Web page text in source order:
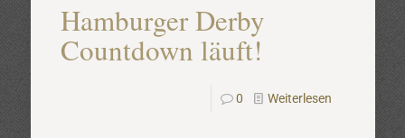
Hamburger Derby
Countdown läuft!
0 Weiterlesen